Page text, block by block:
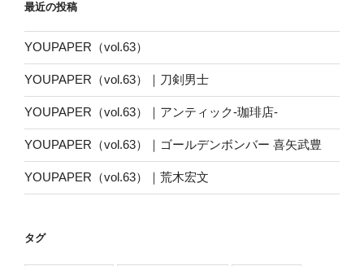
ー
最近の投稿
YOUPAPER（vol.63）
YOUPAPER（vol.63）｜刀剣男士
YOUPAPER（vol.63）｜アンティック-珈琲店-
YOUPAPER（vol.63）｜ゴールデンボンバー 喜矢武豊
YOUPAPER（vol.63）｜荒木宏文
タグ